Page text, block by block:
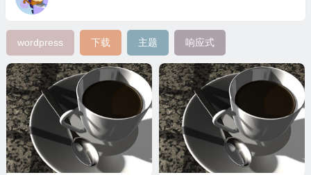
wordpress 下载 主题 响应式